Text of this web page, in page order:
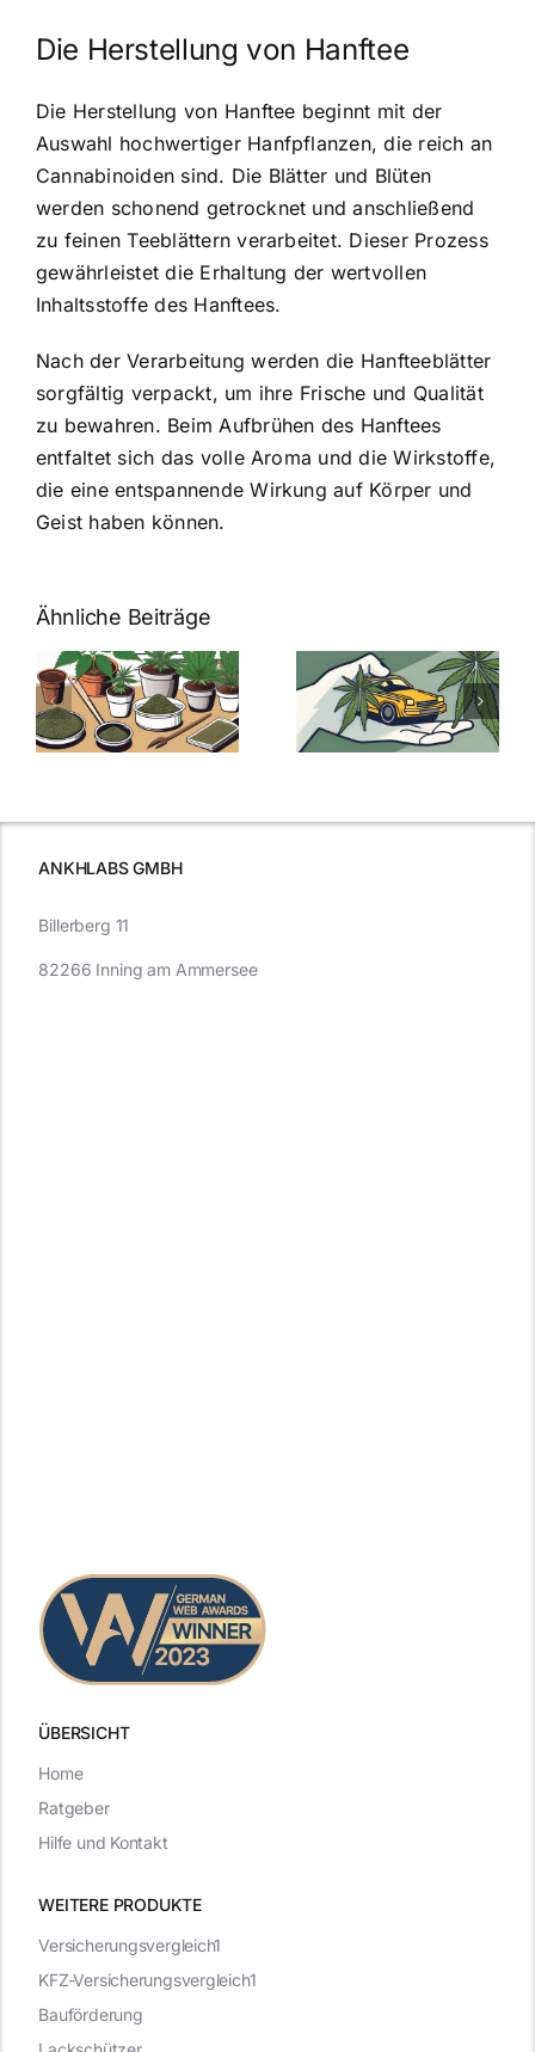
Die Herstellung von Hanftee
Die Herstellung von Hanftee beginnt mit der
Auswahl hochwertiger Hanfpflanzen, die reich an
Cannabinoiden sind. Die Blätter und Blüten
werden schonend getrocknet und anschließend
zu feinen Teeblättern verarbeitet. Dieser Prozess
gewährleistet die Erhaltung der wertvollen
Inhaltsstoffe des Hanftees.
Nach der Verarbeitung werden die Hanfteeblätter
sorgfältig verpackt, um ihre Frische und Qualität
zu bewahren. Beim Aufbrühen des Hanftees
entfaltet sich das volle Aroma und die Wirkstoffe,
die eine entspannende Wirkung auf Körper und
Geist haben können.
Ähnliche Beiträge
Neue THC-
Grenzwert-
Regelung:
Was Sie über
Cannabis und
müssen
Cannabis
Samen
kaufen: Alles
was Sie
ANKHLABS GMBH
ÜBERSICHT
WEITERE PRODUKTE
Billerberg 11
82266 Inning am Ammersee
Versicherungsvergleich1
KFZ-Versicherungsvergleich1
Bauförderung
Home
Ratgeber
Hilfe und Kontakt